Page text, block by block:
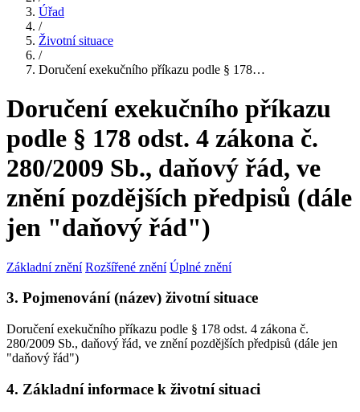
Úřad
/
Životní situace
/
Doručení exekučního příkazu podle § 178…
Doručení exekučního příkazu
podle § 178 odst. 4 zákona č.
280/2009 Sb., daňový řád, ve
znění pozdějších předpisů (dále
jen "daňový řád")
Základní znění Rozšířené znění Úplné znění
3. Pojmenování (název) životní situace
Doručení exekučního příkazu podle § 178 odst. 4 zákona č.
280/2009 Sb., daňový řád, ve znění pozdějších předpisů (dále jen
"daňový řád")
4. Základní informace k životní situaci